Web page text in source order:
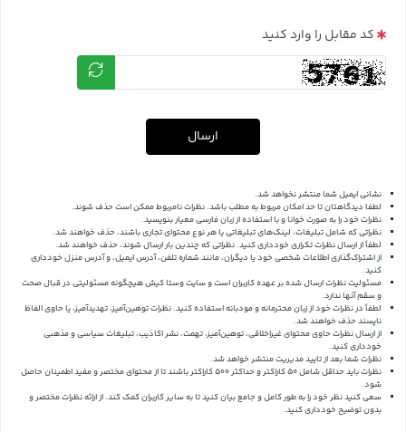
کد مقابل را وارد کنید
ارسال
نشانی ایمیل شما منتشر نخواهد شد.
لطفا دیدگاهتان تا حد امکان مربوط به مطلب باشد. نظرات نامربوط ممکن است حذف شوند.
نظرات خود را به صورت خوانا و با استفاده از زبان فارسی معیار بنویسید.
نظراتی که شامل تبلیغات، لینک‌های تبلیغاتی یا هر نوع محتوای تجاری باشند، حذف خواهند شد.
لطفاً از ارسال نظرات تکراری خودداری کنید. نظراتی که چندین بار ارسال شوند، حذف خواهند شد.
از اشتراک‌گذاری اطلاعات شخصی خود یا دیگران، مانند شماره تلفن، آدرس ایمیل، و آدرس منزل خودداری
کنید.
مسئولیت نظرات ارسال شده بر عهده کاربران است و سایت وستا کیش هیچگونه مسئولیتی در قبال صحت
و سقم آنها ندارد.
لطفاً در نظرات خود از زبان محترمانه و مودبانه استفاده کنید. نظرات توهین‌آمیز، تهدیدآمیز، یا حاوی الفاظ
ناپسند حذف خواهند شد.
از ارسال نظرات حاوی محتوای غیراخلاقی، توهین‌آمیز، تهمت، نشر اکاذیب، تبلیغات سیاسی و مذهبی
خودداری کنید.
نظرات شما بعد از تایید مدیریت منتشر خواهد شد.
نظرات باید حداقل شامل 50 کاراکتر و حداکثر 500 کاراکتر باشند تا از محتوای مختصر و مفید اطمینان حاصل
شود.
سعی کنید نظر خود را به طور کامل و جامع بیان کنید تا به سایر کاربران کمک کند.از ارائه نظرات مختصر و
بدون توضیح خودداری کنید.